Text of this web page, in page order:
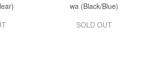
wa (Black/Blue)
SOLD OUT